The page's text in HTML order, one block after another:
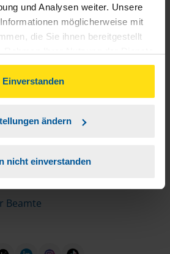
und Analysen weiter. Unsere
möglicherweise mit
die Sie ihnen bereitgestellt
Sie auf Einverstanden klicken,
von Cookies, gemäß
Einverstanden
ändern
nicht einverstanden
machen lassen
Azubis
Beamte